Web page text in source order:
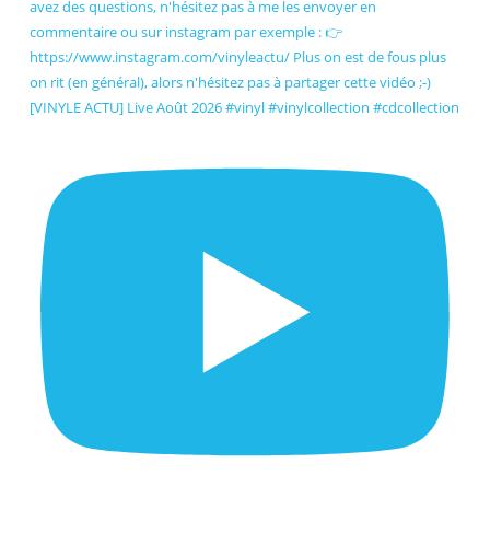
[VINYLE ACTU] Live Août 2026 #vinyl #vinylcollection #cdcollection